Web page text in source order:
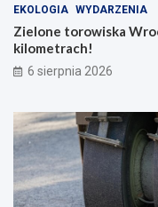
EKOLOGIA WYDARZENIA
Zielone torowiska
kilometrach!
6 sierpnia 2026